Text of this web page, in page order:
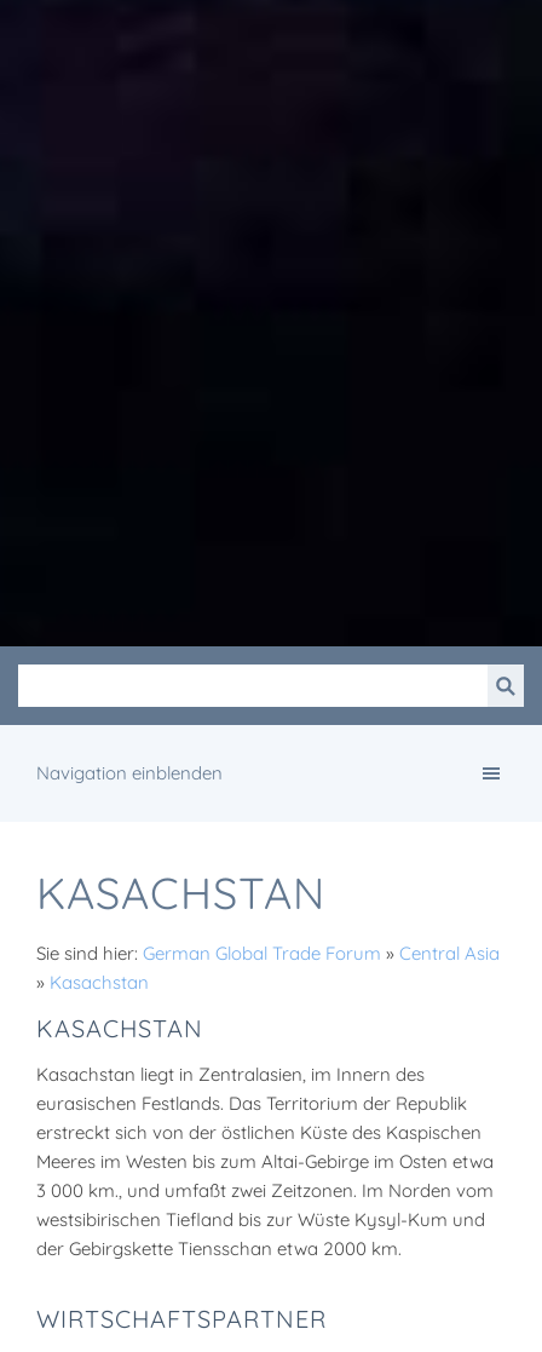
Navigation einblenden
KASACHSTAN
Sie sind hier: German Global Trade Forum » Central Asia
» Kasachstan
KASACHSTAN
Kasachstan liegt in Zentralasien, im Innern des
eurasischen Festlands. Das Territorium der Republik
erstreckt sich von der östlichen Küste des Kaspischen
Meeres im Westen bis zum Altai-Gebirge im Osten etwa
3 000 km., und umfaßt zwei Zeitzonen. Im Norden vom
westsibirischen Tiefland bis zur Wüste Kysyl-Kum und
der Gebirgskette Tiensschan etwa 2000 km.
WIRTSCHAFTSPARTNER